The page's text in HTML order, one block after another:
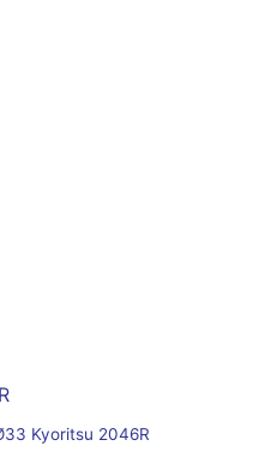
Kyoritsu 2046R